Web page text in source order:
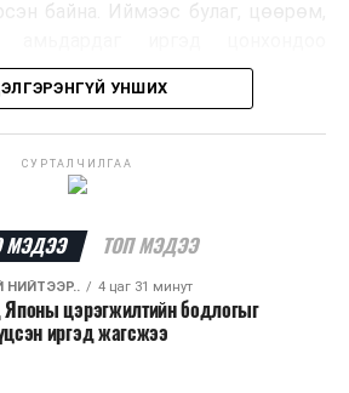
байна. Иймээс булаг, цөөрөм,
суурилуулж, урьдчилан
байна.
Байгаль орчны газрын
төвийн 11-310005
мэдээлэл өгч, дуудлага
Байгаль Орчны Газраас
УНШИХ
СУРТАЛЧИЛГАА
МЭДЭЭ ТОП МЭДЭЭ
НИЙТЭЭР.. 4 цаг 31 минут
Японы цэрэгжилтийн бодлогыг
иргэд жагсжээ